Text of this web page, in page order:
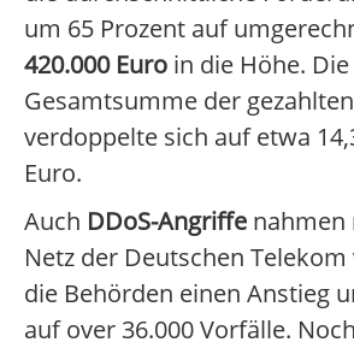
um 65 Prozent auf
420.000 Euro in die Höhe. Die
Gesamtsumme der
verdoppelte sich auf etwa
Euro.
Auch DDoS-Angriffe nahmen
Netz der Deutschen
die Behörden einen Anstieg
auf over 36.000 Vorfälle.